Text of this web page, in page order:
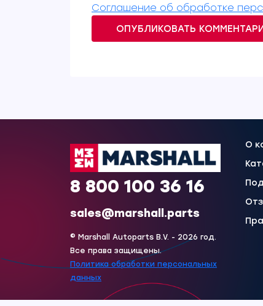
Соглашение об обработке
ОПУБЛИКОВАТЬ
8 800 100 36 16
sales@marshall.parts
© Marshall Autoparts B.V. - 2026 год.
Все права защищены.
Политика обработки персональных
данных
О